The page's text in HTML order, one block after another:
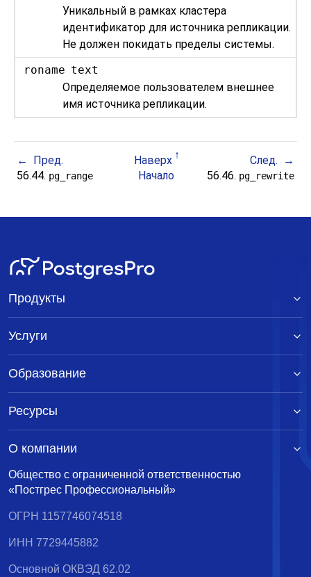
Уникальный в рамках кластера
идентификатор для источника репликации.
Не должен покидать пределы системы.
roname text
Определяемое пользователем внешнее
имя источника репликации.
Пред. Наверх
След.
56.44. pg_range Начало 56.46. pg_rewrite
Общество с ограниченной ответственностью
«Постгрес Профессиональный»
ОГРН 1157746074518
ИНН 7729445882
Основной ОКВЭД 62.02
Продукты
Услуги
Образование
Ресурсы
О компании